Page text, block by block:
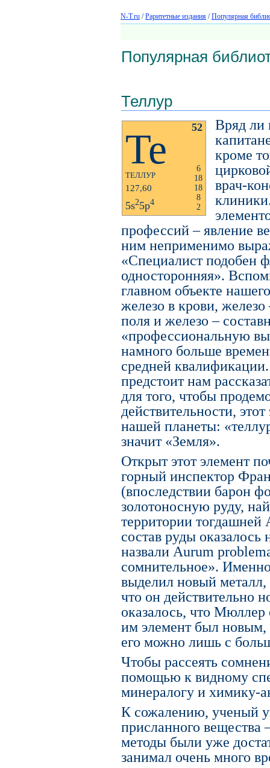
N-T.ru /Раритетные издания /Популярная
Популярная
Теллур
52
Te
6
18
18
8
2
ТЕЛЛУР
127,60
5s25p4
Вряд ли
кроме
врач-
профессий – явление
ним неприменимо
«Специалист подобен
односторонняя».
главном объекте
железо в крови, железо
поля и железо –
«профессиональную
намного больше
средней
предстоит нам
для того, чтобы
действительности,
нашей планеты:
значит «Земля».
Открыт этот элемент
горный инспектор
(впоследствии барон
золотоносную руду,
территории
состав руды оказалось
назвали Aurum
сомнительное».
выделил новый
что он действительно
оказалось, что
им элемент был новым,
его можно лишь с
Чтобы рассеять
помощью к видному
минералогу и химику-
К сожалению, ученый
присланного вещества
методы были уже
занимал очень много